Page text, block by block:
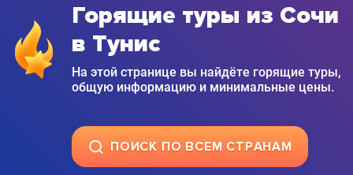
Горящие туры из Сочи
в Тунис
На этой странице вы найдёте горящие туры,
общую информацию и минимальные цены.
ПОИСК ПО ВСЕМ СТРАНАМ